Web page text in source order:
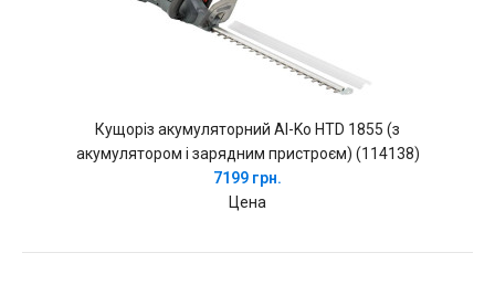
Кущоріз акумуляторний Al-Ko HTD 1855 (з
акумулятором і зарядним пристроєм) (114138)
7199 грн.
Цена